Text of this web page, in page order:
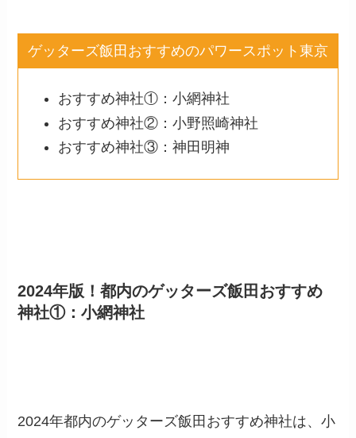
ゲッターズ飯田おすすめのパワースポット東京
おすすめ神社①：小網神社
おすすめ神社②：小野照崎神社
おすすめ神社③：神田明神
2024年版！都内のゲッターズ飯田おすすめ
神社①：小網神社
2024年都内のゲッターズ飯田おすすめ神社は、小